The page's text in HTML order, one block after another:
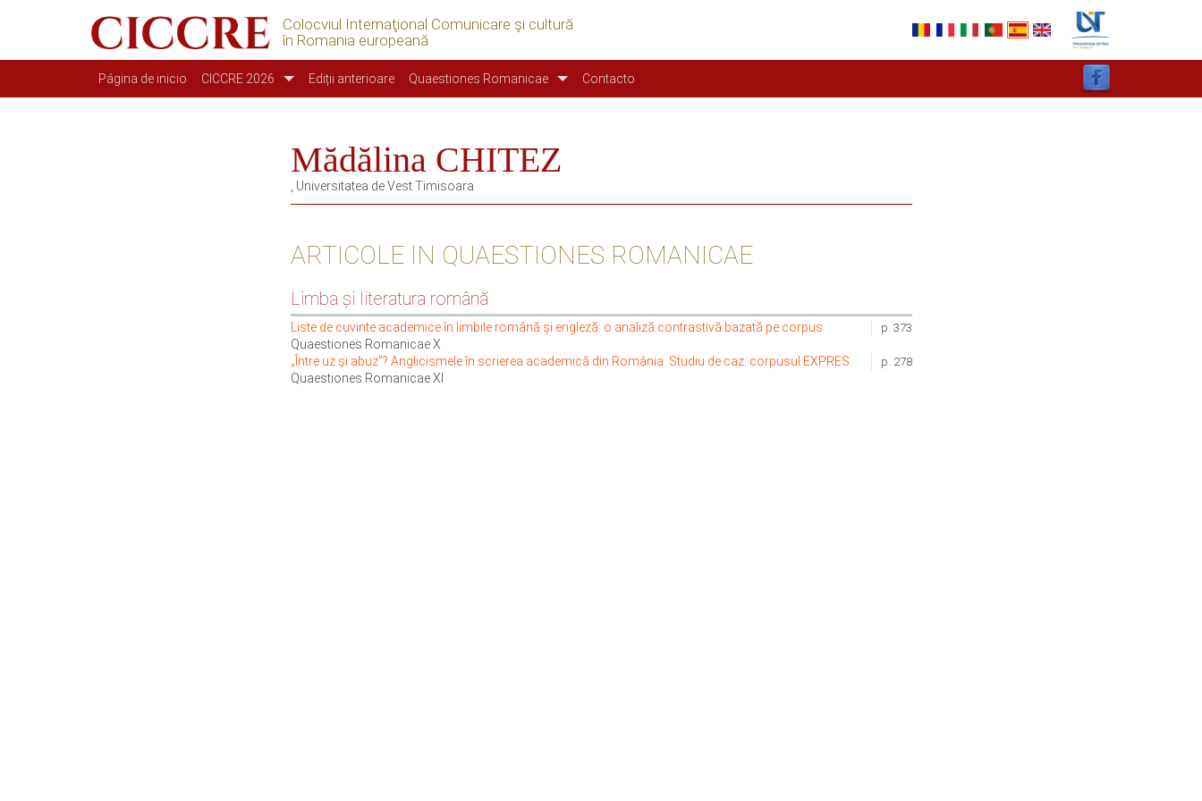
Colocviul Internaţional Comunicare şi cultură
în Romania europeană
Navegación principal
Página de inicio CICCRE 2026 Ediții anterioare Quaestiones Romanicae Contacto
Mădălina CHITEZ
, Universitatea de Vest Timisoara
ARTICOLE IN QUAESTIONES ROMANICAE
Limba şi literatura română
p. 373
Liste de cuvinte academice în limbile română și engleză: o analiză contrastivă bazată pe corpus
Quaestiones Romanicae X
p. 278
„Între uz și abuz”? Anglicismele în scrierea academică din România. Studiu de caz: corpusul EXPRES
Quaestiones Romanicae XI